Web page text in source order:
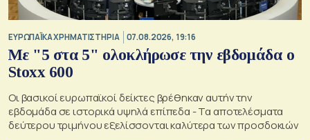
ΕΥΡΩΠΑΪΚΑ ΧΡΗΜΑΤΙΣΤΗΡΙΑ 07.08.2026, 19:16
Με "5 στα 5" ολοκλήρωσε την εβδομάδα ο
Stoxx 600
Οι βασικοί ευρωπαϊκοί δείκτες βρέθηκαν αυτήν την
εβδομάδα σε ιστορικά υψηλά επίπεδα - Τα αποτελέσματα
δεύτερου τριμήνου εξελίσσονται καλύτερα των προσδοκιών